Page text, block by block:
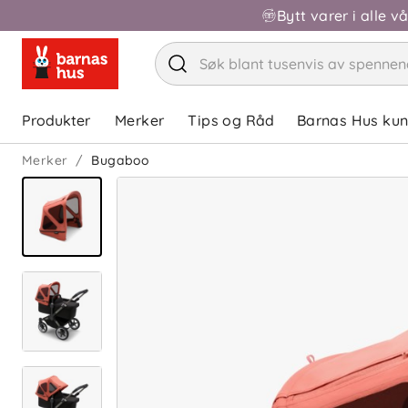
Bytt varer i alle
Produkter Merker Tips og Råd Barnas Hus
Merker Bugaboo